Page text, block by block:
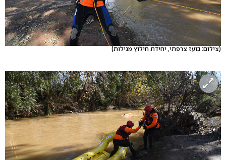
(צילום: בועז צרפתי, יחידת חילוץ מגילות)